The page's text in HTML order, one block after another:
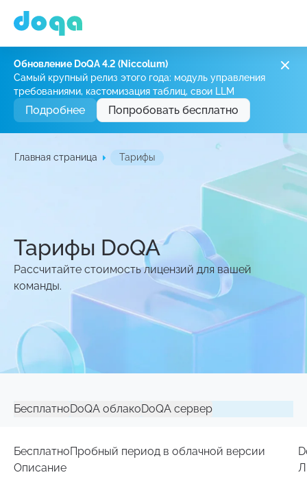
Обновление DoQA 4.2 (Niccolum)
Самый крупный релиз этого года: модуль управления
требованиями, кастомизация таблиц, свои LLM
Подробнее Попробовать бесплатно
Главная страница Тарифы
Тарифы DoQA
Рассчитайте стоимость лицензий для вашей
команды.
БесплатноDoQA облакоDoQA сервер
БесплатноПробный период в облачной версии
Описание